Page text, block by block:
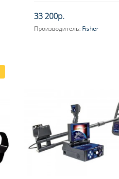
33 200р.
Производитель: Fisher